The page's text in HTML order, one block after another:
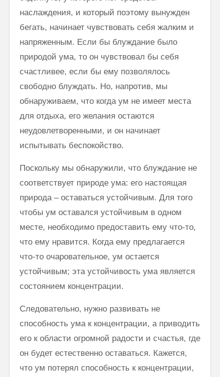
наслаждения, и который поэтому вынужден
бегать, начинает чувствовать себя жалким и
напряженным. Если бы блуждание было
природой ума, то он чувствовал бы себя
счастливее, если бы ему позволялось
свободно блуждать. Но, напротив, мы
обнаруживаем, что когда ум не имеет места
для отдыха, его желания остаются
неудовлетворенными, и он начинает
испытывать беспокойство.
Поскольку мы обнаружили, что блуждание не
соответствует природе ума: его настоящая
природа – оставаться устойчивым. Для того
чтобы ум оставался устойчивым в одном
месте, необходимо предоставить ему что-то,
что ему нравится. Когда ему предлагается
что-то очаровательное, ум остается
устойчивым; эта устойчивость ума является
состоянием концентрации.
Следовательно, нужно развивать не
способность ума к концентрации, а приводить
его к области огромной радости и счастья, где
он будет естественно оставаться. Кажется,
что ум потерял способность к концентрации,